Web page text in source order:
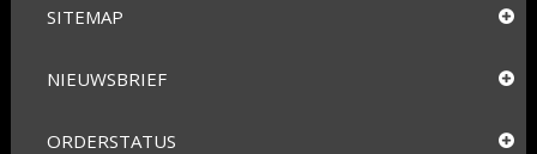
SITEMAP
NIEUWSBRIEF
ORDERSTATUS